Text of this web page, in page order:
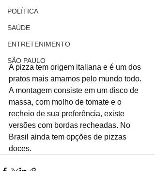
POLÍTICA
SAÚDE
ENTRETENIMENTO
SÃO PAULO
A pizza tem origem italiana e é um dos
pratos mais amamos pelo mundo todo.
A montagem consiste em um disco de
massa, com molho de tomate e o
recheio de sua preferência, existe
versões com bordas recheadas. No
Brasil ainda tem opções de pizzas
doces.